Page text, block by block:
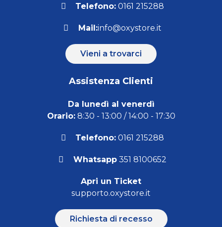
Telefono: 0161 215288
Mail:info@oxystore.it
Vieni a trovarci
Assistenza Clienti
Da lunedì al venerdì
Orario:8:30 - 13:00 / 14:00 - 17:30
Telefono: 0161 215288
Whatsapp351 8100652
Apri un Ticket
supporto.oxystore.it
Richiesta di recesso